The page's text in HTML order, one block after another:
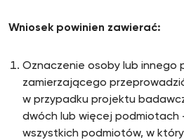
Wniosek powinien zawierać:
Oznaczenie osoby lub innego
zamierzającego
w przypadku projektu
dwóch lub więcej podmiotach
wszystkich podmiotów, w